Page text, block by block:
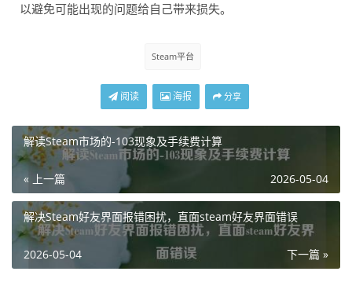
以避免可能出现的问题给自己带来损失。
Steam平台
阅读 海报 分享
解读Steam市场的-103现象及手续费计算
« 上一篇 2026-05-04
解决Steam好友界面报错困扰，直面steam好友界面错误
下一篇 »
2026-05-04